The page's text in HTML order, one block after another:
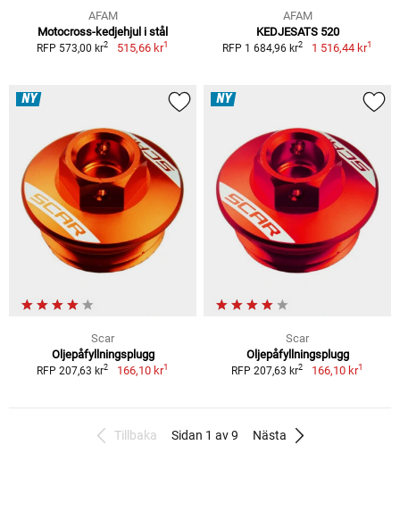
AFAM
Motocross-kedjehjul i stål
RFP 573,00 kr2 515,66 kr1
AFAM
KEDJESATS 520
RFP 1 684,96 kr2 1 516,44 kr1
NY
Scar
Oljepåfyllningsplugg
RFP 207,63 kr2 166,10 kr1
NY
Scar
Oljepåfyllningsplugg
RFP 207,63 kr2 166,10 kr1
Tillbaka Sidan 1 av 9 Nästa